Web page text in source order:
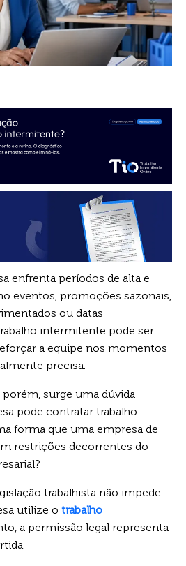
enfrenta períodos de alta e
eventos, promoções sazonais,
ou datas
intermitente pode ser
a equipe nos momentos
precisa.
surge uma dúvida
pode contratar trabalho
forma que uma empresa de
restrições decorrentes do
trabalhista não impede
utilize o trabalho
a permissão legal representa